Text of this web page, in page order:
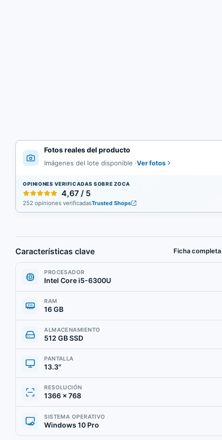
Fotos reales del producto
Imágenes del lote disponible ·Ver fotos
OPINIONES VERIFICADAS SOBRE ZOCA
4,67 / 5
252 opiniones verificadasTrusted Shops
Características clave Ficha completa
PROCESADOR
Intel Core i5-6300U
RAM
16 GB
ALMACENAMIENTO
512 GB SSD
PANTALLA
13.3"
RESOLUCIÓN
1366 × 768
SISTEMA OPERATIVO
Windows 10 Pro